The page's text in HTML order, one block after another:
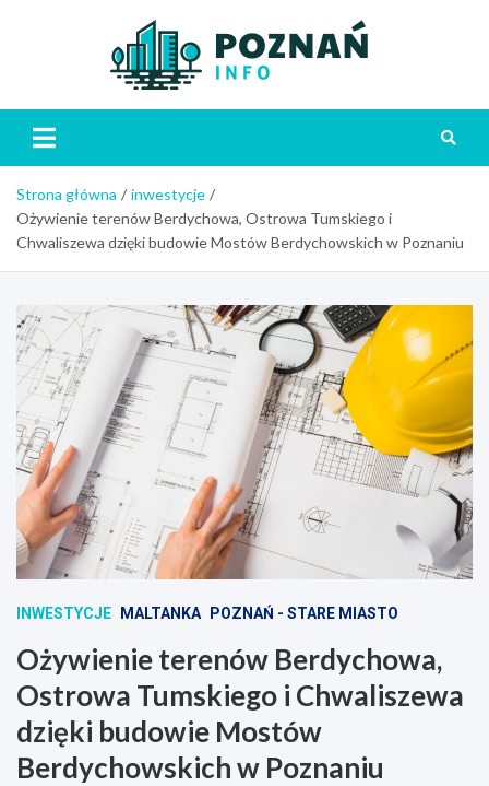
Strona główna
inwestycje
Ożywienie terenów Berdychowa, Ostrowa Tumskiego i
Chwaliszewa dzięki budowie Mostów Berdychowskich w Poznaniu
INWESTYCJE MALTANKA POZNAŃ - STARE MIASTO
Ożywienie terenów Berdychowa,
Ostrowa Tumskiego i Chwaliszewa
dzięki budowie Mostów
Berdychowskich w Poznaniu